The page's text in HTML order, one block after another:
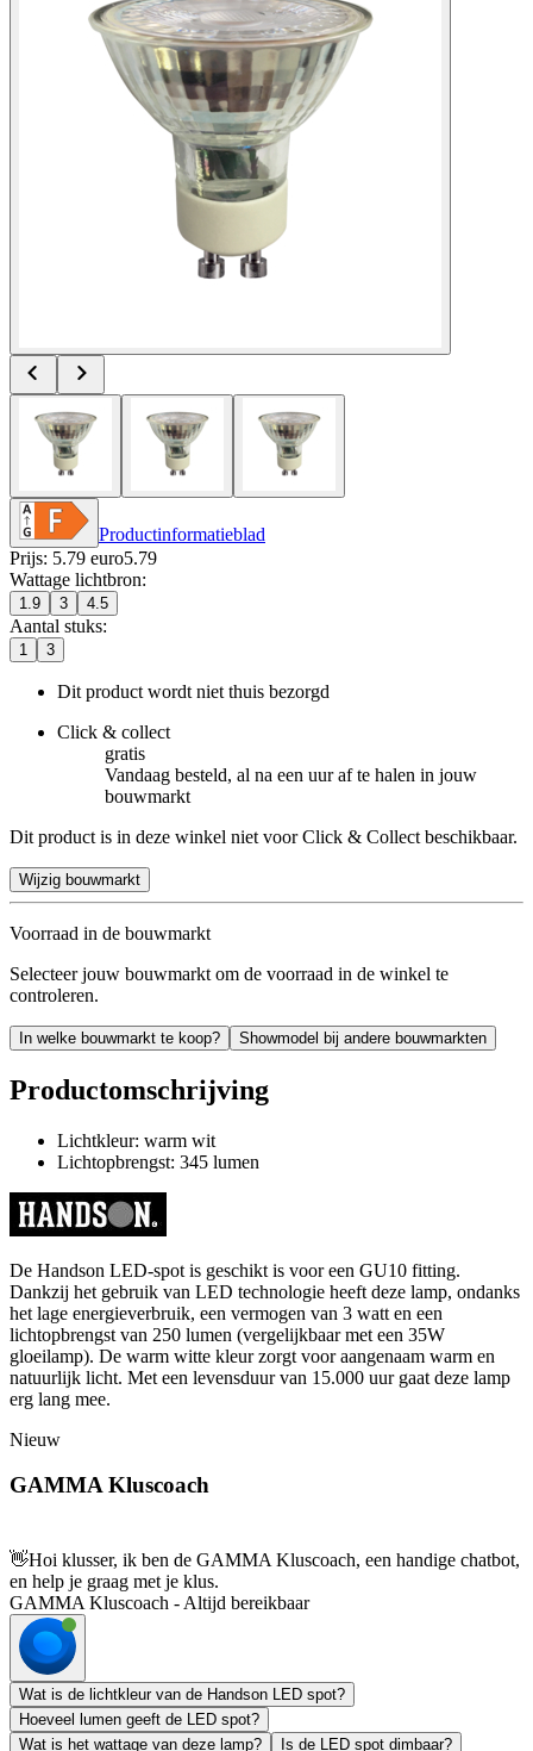
Productinformatieblad
Prijs: 5.79 euro5.79
Wattage lichtbron:
1.9 3 4.5
Aantal stuks:
1 3
Dit product wordt niet thuis bezorgd
Click & collect
gratis
Vandaag besteld, al na een uur af te halen in jouw
bouwmarkt
Dit product is in deze winkel niet voor Click & Collect beschikbaar.
Wijzig bouwmarkt
Voorraad in de bouwmarkt
Selecteer jouw bouwmarkt om de voorraad in de winkel te
controleren.
In welke bouwmarkt te koop? Showmodel bij andere bouwmarkten
Productomschrijving
Lichtkleur: warm wit
Lichtopbrengst: 345 lumen
De Handson LED-spot is geschikt is voor een GU10 fitting.
Dankzij het gebruik van LED technologie heeft deze lamp, ondanks
het lage energieverbruik, een vermogen van 3 watt en een
lichtopbrengst van 250 lumen (vergelijkbaar met een 35W
gloeilamp). De warm witte kleur zorgt voor aangenaam warm en
natuurlijk licht. Met een levensduur van 15.000 uur gaat deze lamp
erg lang mee.
Nieuw
GAMMA Kluscoach
👋Hoi klusser, ik ben de GAMMA Kluscoach, een handige chatbot,
en help je graag met je klus.
GAMMA Kluscoach - Altijd bereikbaar
Wat is de lichtkleur van de Handson LED spot?
Hoeveel lumen geeft de LED spot?
Wat is het wattage van deze lamp?
Is de LED spot dimbaar?